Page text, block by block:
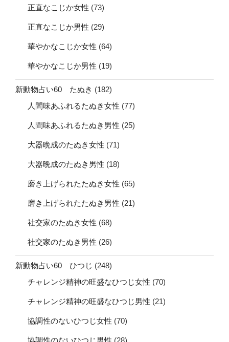
正直なこじか女性 (73)
正直なこじか男性 (29)
華やかなこじか女性 (64)
華やかなこじか男性 (19)
新動物占い60 たぬき (182)
人間味あふれるたぬき女性 (77)
人間味あふれるたぬき男性 (25)
大器晩成のたぬき女性 (71)
大器晩成のたぬき男性 (18)
磨き上げられたたぬき女性 (65)
磨き上げられたたぬき男性 (21)
社交家のたぬき女性 (68)
社交家のたぬき男性 (26)
新動物占い60 ひつじ (248)
チャレンジ精神の旺盛なひつじ女性 (70)
チャレンジ精神の旺盛なひつじ男性 (21)
協調性のないひつじ女性 (70)
協調性のないひつじ男性 (28)